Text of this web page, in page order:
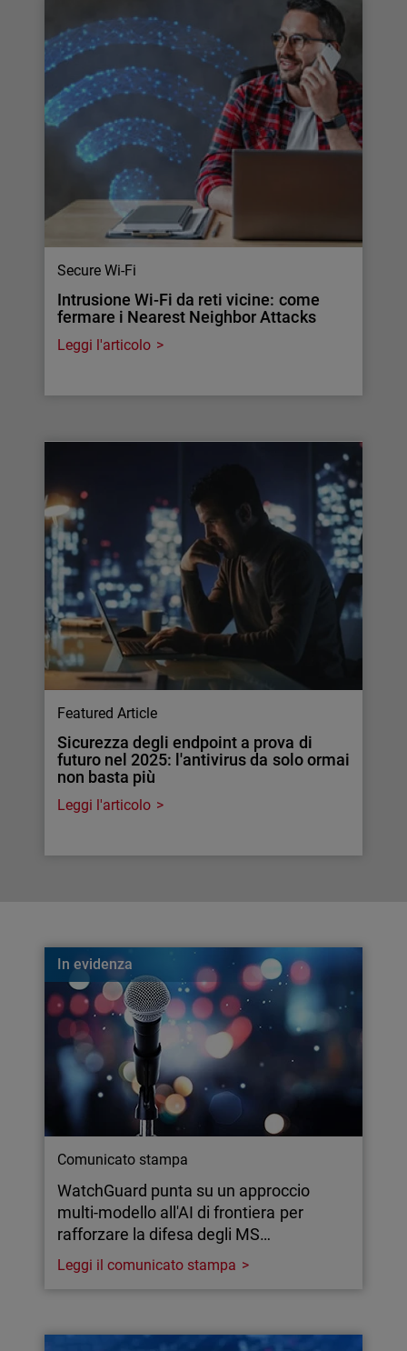
Secure Wi-Fi
Intrusione Wi-Fi da reti vicine: come
fermare i Nearest Neighbor Attacks
Leggi l'articolo
Featured Article
Sicurezza degli endpoint a prova di
futuro nel 2025: l'antivirus da solo ormai
non basta più
Leggi l'articolo
In evidenza
Comunicato stampa
WatchGuard punta su un approccio
multi-modello all'AI di frontiera per
rafforzare la difesa degli MS…
Leggi il comunicato stampa